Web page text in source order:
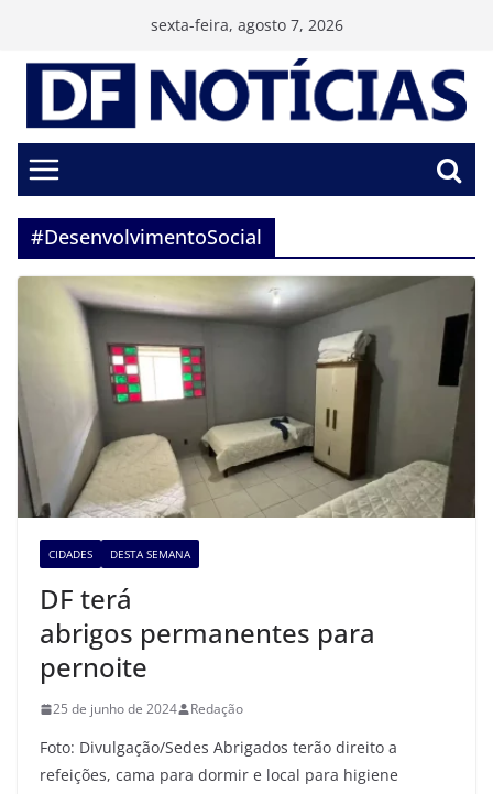
conteúdo
sexta-feira, agosto 7, 2026
#DesenvolvimentoSocial
CIDADES DESTA SEMANA
DF terá
abrigos permanentes para
pernoite
25 de junho de 2024 Redação
Foto: Divulgação/Sedes Abrigados terão direito a
refeições, cama para dormir e local para higiene